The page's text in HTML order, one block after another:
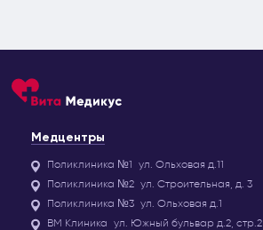
Медцентры
Поликлиника №1 ул. Ольховая д.11
Поликлиника №2 ул. Строительная, д. 3
Поликлиника №3 ул. Ольховая д.1
ВМ Клиника ул. Южный бульвар д.2, стр.2